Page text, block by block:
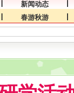
新闻动态
春游秋游